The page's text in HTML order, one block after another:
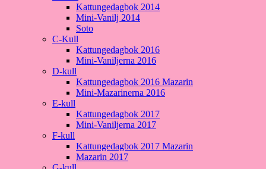
Kattungedagbok 2014
Mini-Vanilj 2014
Soto
C-Kull
Kattungedagbok 2016
Mini-Vaniljerna 2016
D-kull
Kattungedagbok 2016 Mazarin
Mini-Mazarinerna 2016
E-kull
Kattungedagbok 2017
Mini-Vaniljerna 2017
F-kull
Kattungedagbok 2017 Mazarin
Mazarin 2017